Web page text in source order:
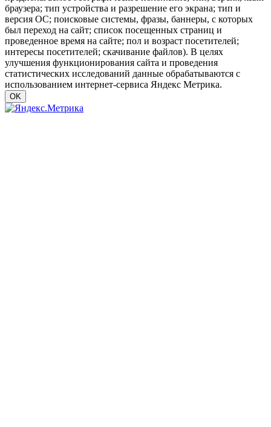
браузера; тип устройства и разрешение его экрана; тип и
версия ОС; поисковые системы, фразы, баннеры, с которых
был переход на сайт; список посещенных страниц и
проведенное время на сайте; пол и возраст посетителей;
интересы посетителей; скачивание файлов). В целях
улучшения функционирования сайта и проведения
статистических исследований данные обрабатываются с
использованием интернет-сервиса Яндекс Метрика.
OK